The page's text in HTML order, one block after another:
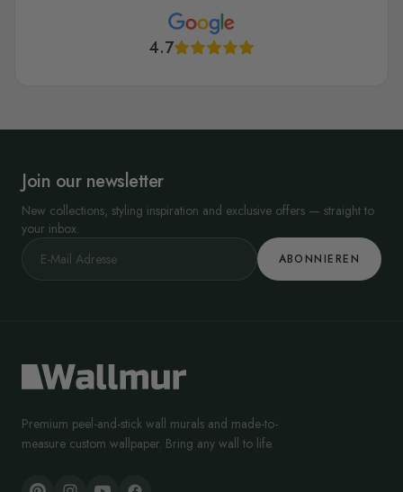
4.7
Join our newsletter
New collections, styling inspiration and exclusive offers — straight to
your inbox.
ABONNIEREN
Premium peel-and-stick wall murals and made-to-
measure custom wallpaper. Bring any wall to life.